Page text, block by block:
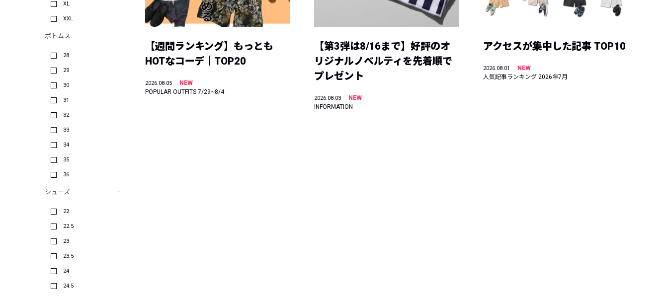
XL
XXL
ボトムス
28
29
30
31
32
33
34
35
36
シューズ
22
22.5
23
23.5
24
24.5
【週間ランキング】もっとも
HOTなコーデ｜TOP20
2026.08.05
NEW
POPULAR OUTFITS 7/29~8/4
【第3弾は8/16まで】好評のオ
リジナルノベルティを先着順で
プレゼント
2026.08.03
NEW
INFORMATION
アクセスが集中した記事 TOP10
2026.08.01
NEW
人気記事ランキング 2026年7月